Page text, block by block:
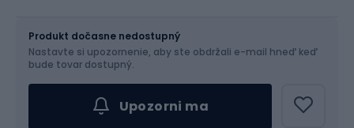
Vyber veľkosť...
Produkt dočasne nedostupný
Nastavte si upozornenie, aby ste obdržali e-mail hneď keď
bude tovar dostupný.
Upozorni ma